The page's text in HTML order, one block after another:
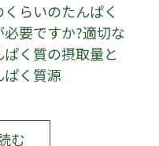
くらいのたんぱく
必要ですか?適切な
ぱく質の摂取量と
ぱく質源
む